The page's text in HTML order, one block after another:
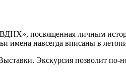
посвященная личным
имена навсегда вписаны в
Экскурсия позволит